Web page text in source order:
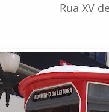
Rua XV